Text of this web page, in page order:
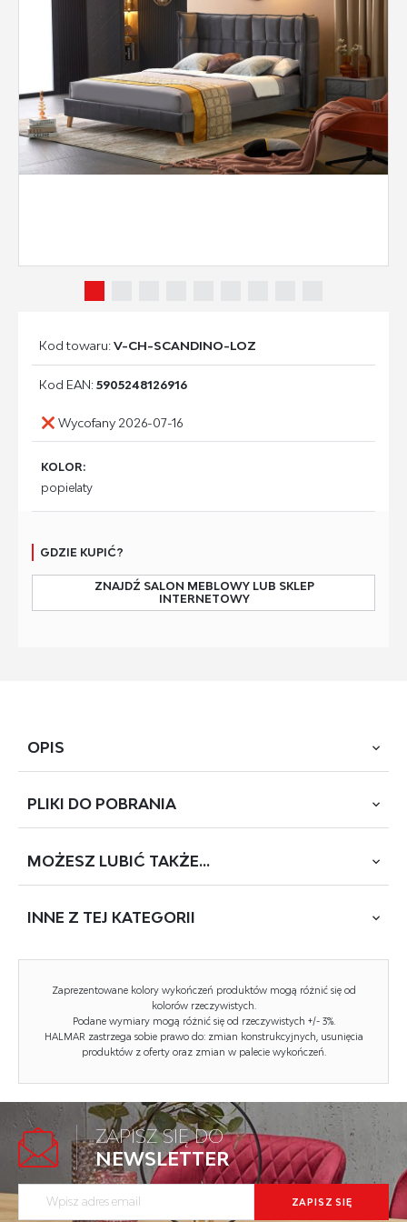
Kod towaru:V-CH-SCANDINO-LOZ
Kod EAN:5905248126916
Wycofany 2026-07-16
KOLOR:
popielaty
GDZIE KUPIĆ?
ZNAJDŹ SALON MEBLOWY LUB SKLEP
INTERNETOWY
OPIS
materiał: tkanina - velvet / drewno lite, kolor: popielaty -
POLARIS 160 lub SYRIUSZ 160
Łóżko rodzaj: tapicerowane
Pojemnik na pościel: NIE
Powierzchnia spania (materac): 160x200cm
Tapicerka rodzaj:
tkanina velvet, tkanina velvet
BLUVEL
Długość (zakres): 216
PLIKI DO POBRANIA
SCANDINO
Zaprezentowane kolory wykończeń produktów mogą różnić się od
kolorów rzeczywistych.
Podane wymiary mogą różnić się od rzeczywistych +/- 3%.
HALMAR zastrzega sobie prawo do: zmian konstrukcyjnych, usunięcia
produktów z oferty oraz zmian w palecie wykończeń.
MOŻESZ LUBIĆ TAKŻE...
FRANCESCA 160, łóżko, jasny popielaty
Kod towaru: V-CH-FRANCESCA_160-LOZ
Niski stan magazynowy
Twoja cena brutto:1389 zł
INNE Z TEJ KATEGORII
BRISA 160 łóżko z pojemnikiem na...
ZAPISZ SIĘ DO
NEWSLETTER